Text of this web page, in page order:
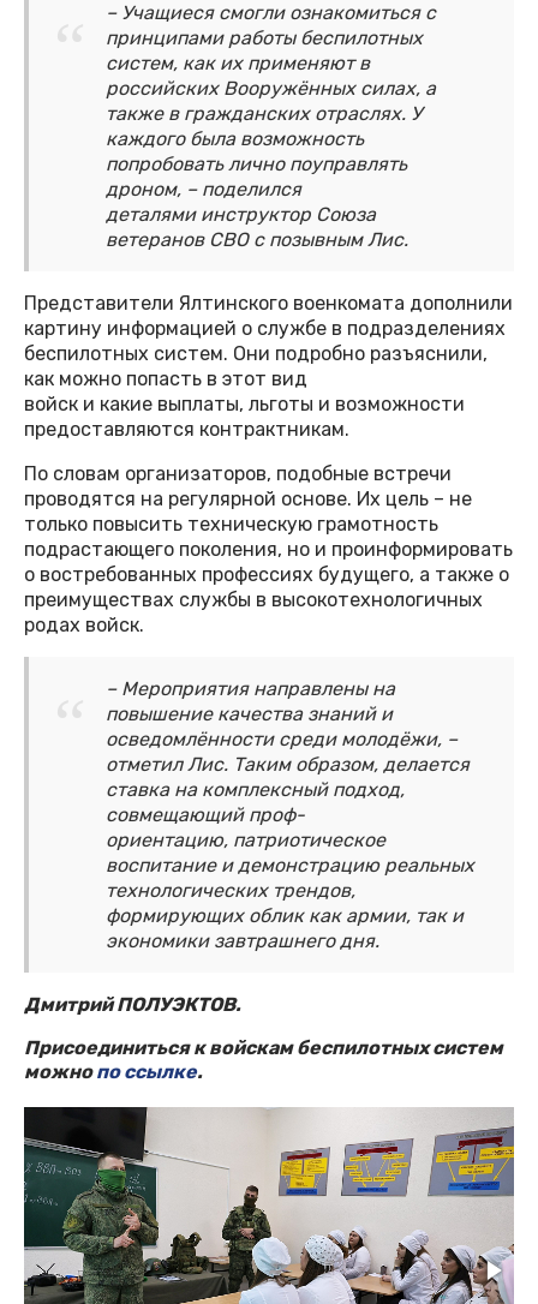
– Учащиеся смогли ознакомиться с
принципами работы беспилотных
систем, как их применяют в
российских Вооружённых силах, а
также в гражданских отраслях. У
каждого была возможность
попробовать лично поуправлять
дроном, – поделился
деталями инструктор Союза
ветеранов СВО с позывным Лис.
Представители Ялтинского военкомата дополнили
картину информацией о службе в подразделениях
беспилотных систем. Они подробно разъяснили,
как можно попасть в этот вид
войск и какие выплаты, льготы и возможности
предоставляются контрактникам.
По словам организаторов, подобные встречи
проводятся на регулярной основе. Их цель – не
только повысить техническую грамотность
подрастающего поколения, но и проинформировать
о востребованных профессиях будущего, а также о
преимуществах службы в высокотехнологичных
родах войск.
– Мероприятия направлены на
повышение качества знаний и
осведомлённости среди молодёжи, –
отметил Лис. Таким образом, делается
ставка на комплексный подход,
совмещающий проф-
ориентацию, патриотическое
воспитание и демонстрацию реальных
технологических трендов,
формирующих облик как армии, так и
экономики завтрашнего дня.
Дмитрий ПОЛУЭКТОВ.
Присоединиться к войскам беспилотных систем
можнопо ссылке.